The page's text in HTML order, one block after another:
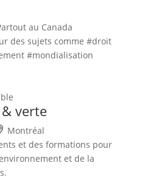
au Canada
des sujets comme #droit
#mondialisation
verte
Montréal
et des formations pour
et de la